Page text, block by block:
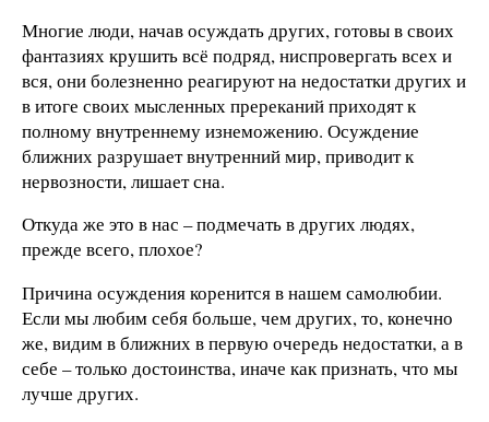
Многие люди, начав осуждать других, готовы в своих
фантазиях крушить всё подряд, ниспровергать всех и
вся, они болезненно реагируют на недостатки других и
в итоге своих мысленных пререканий приходят к
полному внутреннему изнеможению. Осуждение
ближних разрушает внутренний мир, приводит к
нервозности, лишает сна.
Откуда же это в нас – подмечать в других людях,
прежде всего, плохое?
Причина осуждения коренится в нашем самолюбии.
Если мы любим себя больше, чем других, то, конечно
же, видим в ближних в первую очередь недостатки, а в
себе – только достоинства, иначе как признать, что мы
лучше других.